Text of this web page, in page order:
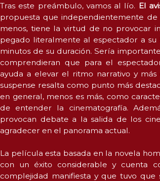
Tras este preámbulo, vamos al lío. El
propuesta que independientemente
menos, tiene la virtud de no provocar
pegado literalmente al espectador a
minutos de su duración. Sería
comprendieran que para el
ayuda a elevar el ritmo narrativo y
suspense resalta como punto más
en general, menos es más, como
de entender la cinematografía.
provocan debate a la salida de los
agradecer en el panorama actual.
La película esta basada en la novela
con un éxito considerable y cuenta
complejidad manifiesta y que tuvo